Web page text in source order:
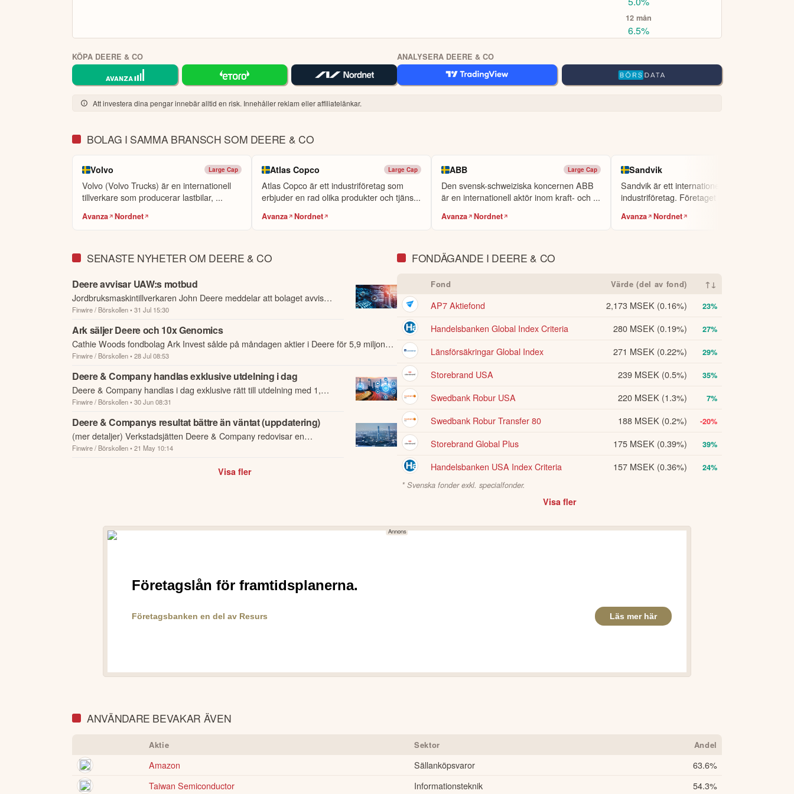
12 mån
6.5%
KÖPA DEERE & CO ANALYSERA DEERE & CO
Att investera dina pengar innebär alltid en risk. Innehåller reklam eller affiliatelänkar.
BOLAG I SAMMA BRANSCH SOM DEERE & CO
Volvo Large Cap
Volvo (Volvo Trucks) är en internationell
tillverkare som producerar lastbilar, ...
Avanza Nordnet
Atlas Copco Large Cap
Atlas Copco är ett industriföretag som
erbjuder en rad olika produkter och tjäns...
Avanza Nordnet
ABB Large Cap
Den svensk-schweiziska koncernen ABB
är en internationell aktör inom kraft- och ...
Avanza Nordnet
Sandvik
Sandvik är ett internationellt
industriföretag. Företaget fokuserar på att
Avanza Nordnet
SENASTE NYHETER OM DEERE & CO
Deere avvisar UAW:s motbud
Jordbruksmaskintillverkaren John Deere meddelar att bolaget avvisar
facket UAW:s motbud och står fast vid sitt erbjudande om en tvåårig
förl...
Finwire / Börskollen• 31 Jul 15:30
Ark säljer Deere och 10x Genomics
Cathie Woods fondbolag Ark Invest sålde på måndagen aktier i Deere för 5,9 miljoner
dollar och i 10x Genomics för 3,4 miljoner dollar.
Finwire / Börskollen• 28 Jul 08:53
Deere & Company handlas exklusive utdelning i dag
Deere & Company handlas i dag exklusive rätt till utdelning med 1,62
dollar per aktie.
Finwire / Börskollen• 30 Jun 08:31
Deere & Companys resultat bättre än väntat (uppdatering)
(mer detaljer) Verkstadsjätten Deere & Company redovisar en
omsättning i linje med förväntat under andra kvartalet.
Finwire / Börskollen• 21 May 10:14
Visa fler
FONDÄGANDE I DEERE & CO
Fond Värde (del av fond) ↑↓
AP7 Aktiefond 2,173 MSEK (0.16%) 23%
Handelsbanken Global Index Criteria 280 MSEK (0.19%) 27%
Länsförsäkringar Global Index 271 MSEK (0.22%) 29%
Storebrand USA 239 MSEK (0.5%) 35%
Swedbank Robur USA 220 MSEK (1.3%) 7%
Swedbank Robur Transfer 80 188 MSEK (0.2%) -20%
Storebrand Global Plus 175 MSEK (0.39%) 39%
Handelsbanken USA Index Criteria 157 MSEK (0.36%)
24%
* Svenska fonder exkl. specialfonder.
Visa fler
ANVÄNDARE BEVAKAR ÄVEN
Aktie Sektor Andel
Amazon Sällanköpsvaror 63.6%
Taiwan Semiconductor
Informationsteknik 54.3%